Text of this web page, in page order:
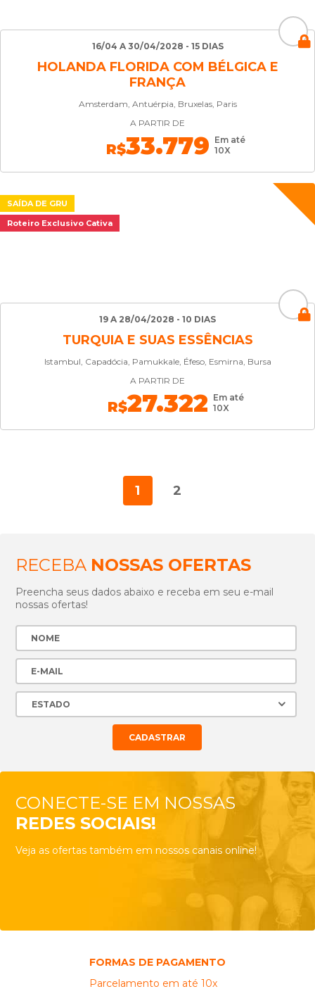
16/04 A 30/04/2028 - 15 DIAS
HOLANDA FLORIDA COM BÉLGICA E
FRANÇA
Amsterdam, Antuérpia, Bruxelas, Paris
A PARTIR DE
R$33.779 Em até
10X
SAÍDA DE GRU
Roteiro Exclusivo Cativa
19 A 28/04/2028 - 10 DIAS
TURQUIA E SUAS ESSÊNCIAS
Istambul, Capadócia, Pamukkale, Éfeso, Esmirna, Bursa
A PARTIR DE
R$27.322 Em até
10X
1 2
RECEBA NOSSAS OFERTAS
Preencha seus dados abaixo e receba em seu e-mail
nossas ofertas!
CONECTE-SE EM NOSSAS
REDES SOCIAIS!
Veja as ofertas também em nossos canais online!
FORMAS DE PAGAMENTO
Parcelamento em até 10x